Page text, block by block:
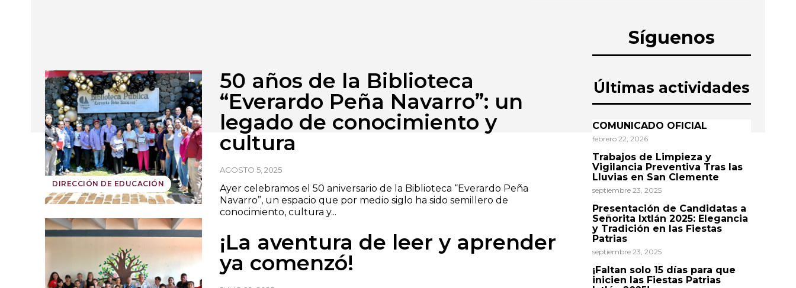
DIRECCIÓN DE EDUCACIÓN
50 años de la Biblioteca
“Everardo Peña Navarro”: un
legado de conocimiento y
cultura
AGOSTO 5, 2025
Ayer celebramos el 50 aniversario de la Biblioteca “Everardo Peña
Navarro”, un espacio que por medio siglo ha sido semillero de
conocimiento, cultura y...
¡La aventura de leer y aprender
ya comenzó!
Síguenos
Últimas actividades
COMUNICADO OFICIAL
febrero 22, 2026
Trabajos de Limpieza y
Vigilancia Preventiva Tras las
Lluvias en San Clemente
septiembre 23, 2025
Presentación de Candidatas a
Señorita Ixtlán 2025: Elegancia
y Tradición en las Fiestas
Patrias
septiembre 23, 2025
¡Faltan solo 15 días para que
inicien las Fiestas Patrias